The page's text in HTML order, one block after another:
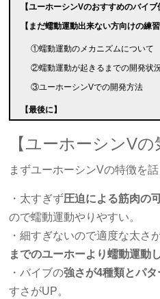
【ユーホーシンVのおすすめのバイブ
【まだ蠕動運動出来ない方向けの練習
①蠕動運動のメカニズムについて
②蠕動運動が起きるまでの開発状
③ユーホーシンVでの開発方法
【最後に】
【ユーホーシンVの
まずユーホーシンVの特徴を話
・太すぎず圧迫による筋肉の
ので蠕動運動やりやすい。
・細すぎないので適度な太さ
までのユーホーより蠕動運動
・バイブの強さが4種類とパ
すさがUP。